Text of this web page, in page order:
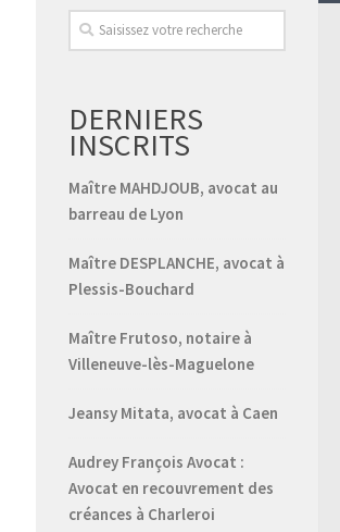
DERNIERS
INSCRITS
Maître MAHDJOUB, avocat au
barreau de Lyon
Maître DESPLANCHE, avocat à
Plessis-Bouchard
Maître Frutoso, notaire à
Villeneuve-lès-Maguelone
Jeansy Mitata, avocat à Caen
Audrey François Avocat :
Avocat en recouvrement des
créances à Charleroi